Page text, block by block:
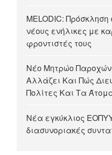
MELODIC:
νέους ενήλικες με
φροντιστές τους
Νέο Μητρώο
Αλλάζει Και Πώς
Πολίτες Και Τα
Νέα εγκύκλιος
διασυνοριακές